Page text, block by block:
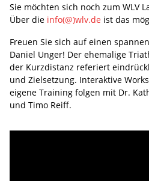
Sie möchten sich noch zum WLV
Über die info(@)wlv.de ist das
Freuen Sie sich auf einen
Daniel Unger! Der ehemalige
der Kurzdistanz referiert
und Zielsetzung. Interaktive
eigene Training folgen mit Dr.
und Timo Reiff.